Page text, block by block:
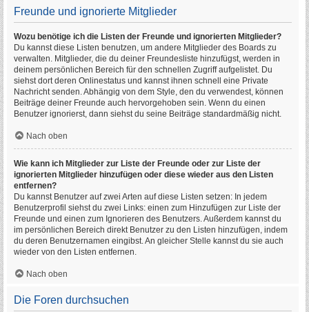
Freunde und ignorierte Mitglieder
Wozu benötige ich die Listen der Freunde und ignorierten Mitglieder?
Du kannst diese Listen benutzen, um andere Mitglieder des Boards zu
verwalten. Mitglieder, die du deiner Freundesliste hinzufügst, werden in
deinem persönlichen Bereich für den schnellen Zugriff aufgelistet. Du
siehst dort deren Onlinestatus und kannst ihnen schnell eine Private
Nachricht senden. Abhängig von dem Style, den du verwendest, können
Beiträge deiner Freunde auch hervorgehoben sein. Wenn du einen
Benutzer ignorierst, dann siehst du seine Beiträge standardmäßig nicht.
Nach oben
Wie kann ich Mitglieder zur Liste der Freunde oder zur Liste der
ignorierten Mitglieder hinzufügen oder diese wieder aus den Listen
entfernen?
Du kannst Benutzer auf zwei Arten auf diese Listen setzen: In jedem
Benutzerprofil siehst du zwei Links: einen zum Hinzufügen zur Liste der
Freunde und einen zum Ignorieren des Benutzers. Außerdem kannst du
im persönlichen Bereich direkt Benutzer zu den Listen hinzufügen, indem
du deren Benutzernamen eingibst. An gleicher Stelle kannst du sie auch
wieder von den Listen entfernen.
Nach oben
Die Foren durchsuchen